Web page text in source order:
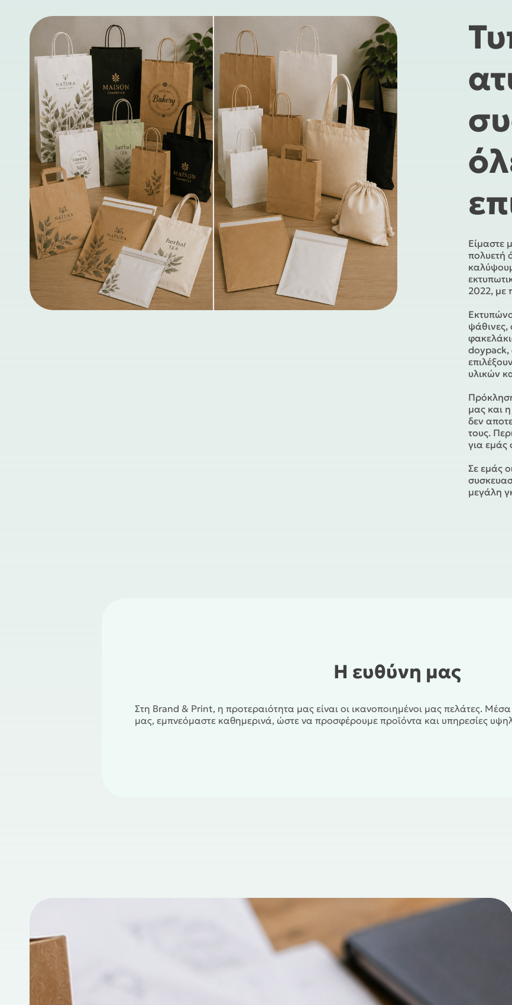
Είμαστε
πολυετή
2022, με
ψάθινες,
doypack,
υλικών
μας και
δεν
τους.
για εμάς
Σε εμάς
μεγάλη
Η ευθύνη μας
Στη Brand & Print, η προτεραιότητα μας είναι οι ικανοποιημένοι μας πελάτες.
μας, εμπνεόμαστε καθημερινά, ώστε να προσφέρουμε προϊόντα και υπηρεσίες